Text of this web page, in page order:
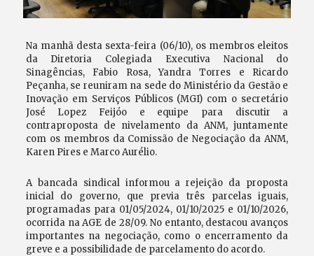
Na manhã desta sexta-feira (06/10), os membros eleitos
da Diretoria Colegiada Executiva Nacional do
Sinagências, Fabio Rosa, Yandra Torres e Ricardo
Peçanha, se reuniram na sede do Ministério da Gestão e
Inovação em Serviços Públicos (MGI) com o secretário
José Lopez Feijóo e equipe para discutir a
contraproposta de nivelamento da ANM, juntamente
com os membros da Comissão de Negociação da ANM,
Karen Pires e Marco Aurélio.
A bancada sindical informou a rejeição da proposta
inicial do governo, que previa três parcelas iguais,
programadas para 01/05/2024, 01/10/2025 e 01/10/2026,
ocorrida na AGE de 28/09. No entanto, destacou avanços
importantes na negociação, como o encerramento da
greve e a possibilidade de parcelamento do acordo.